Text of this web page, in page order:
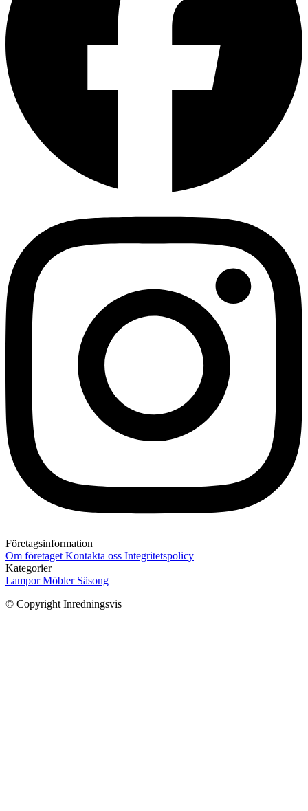
Företagsinformation
Om företaget Kontakta oss Integritetspolicy
Kategorier
LamporMöbler Säsong
© Copyright Inredningsvis